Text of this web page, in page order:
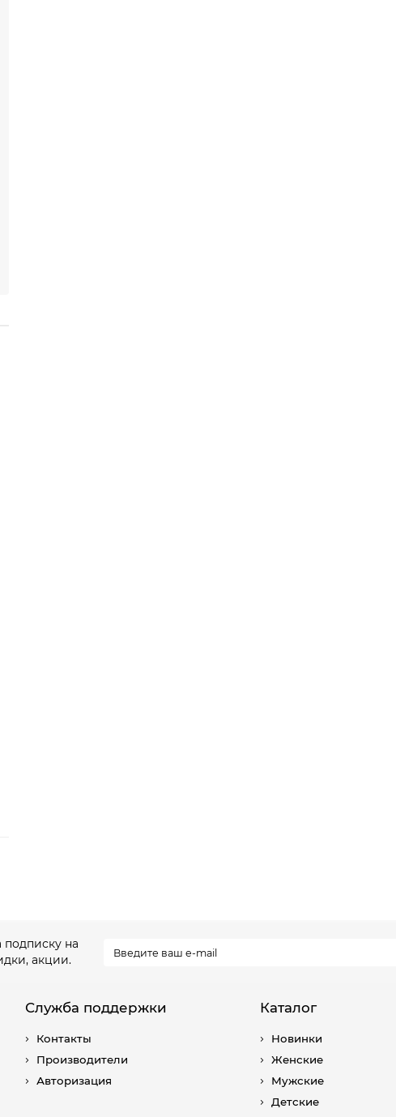
на
акции.
Служба поддержки
Контакты
Производители
Авторизация
Каталог
Новинки
Женские
Мужские
Детские